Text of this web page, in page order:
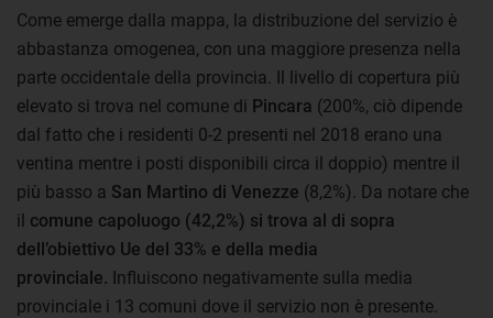
Come emerge dalla mappa, la distribuzione del servizio è
abbastanza omogenea, con una maggiore presenza nella
parte occidentale della provincia. Il livello di copertura più
elevato si trova nel comune di Pincara (200%, ciò dipende
dal fatto che i residenti 0-2 presenti nel 2018 erano una
ventina mentre i posti disponibili circa il doppio) mentre il
più basso a San Martino di Venezze (8,2%). Da notare che
il comune capoluogo (42,2%) si trova al di sopra
dell’obiettivo Ue del 33% e della media
provinciale. Influiscono negativamente sulla media
provinciale i 13 comuni dove il servizio non è presente.